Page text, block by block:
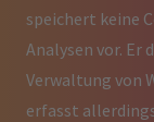
speichert keine
Analysen vor. Er
Verwaltung von
erfasst